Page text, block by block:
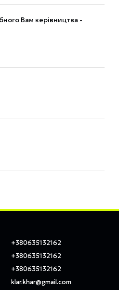
Вам керівництва -
+380635132162
+380635132162
+380635132162
klar.khar@gmail.com